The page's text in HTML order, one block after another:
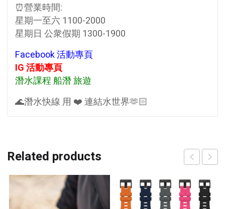
⏰營業時間:
星期一至六 1100-2000
星期日 公衆假期 1300-1900
Facebook 活動專頁
IG 活動專頁
潛水課程 船潛 旅遊
🌊潛水快線 用 ❤️ 連結水世界🫶🏻
Related products